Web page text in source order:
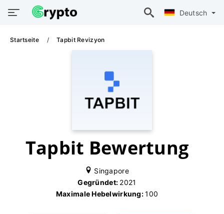
Deutsch
Startseite Tapbit Revizyon
Tapbit Bewertung
Singapore
Gegründet: 2021
Maximale Hebelwirkung:100